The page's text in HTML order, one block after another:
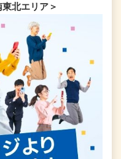
北エリア＞